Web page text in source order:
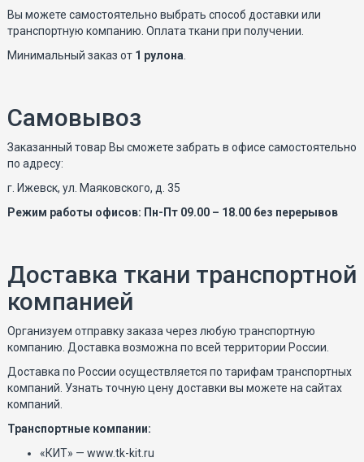
Вы можете самостоятельно выбрать способ доставки или
транспортную компанию. Оплата ткани при получении.
Минимальный заказ от 1 рулона
Самовывоз
Заказанный товар Вы сможете забрать в офисе самостоятельно
по адресу:
г. Ижевск, ул. Маяковского, д. 35
Режим работы офисов: Пн-Пт 09.00 – 18.00 без перерывов
Доставка ткани транспортной
компанией
Организуем отправку заказа через любую транспортную
компанию. Доставка возможна по всей территории России.
Доставка по России осуществляется по тарифам транспортных
компаний. Узнать точную цену доставки вы можете на сайтах
компаний.
Транспортные компании:
«КИТ» — www.tk-kit.ru